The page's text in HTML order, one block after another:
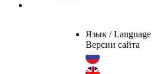
Язык / Language
Версии сайта